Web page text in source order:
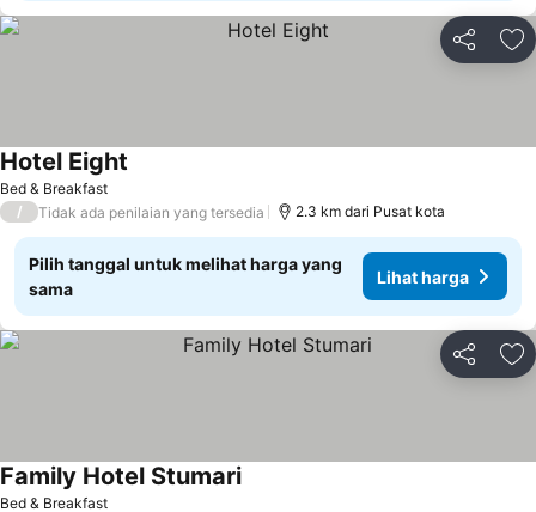
Bagikan
Bed & Breakfast
Hotel Eight
/ Tidak ada penilaian yang tersedia 2.3 km dari Pusat kota
Pilih tanggal untuk melihat harga yang
sama
Lihat harga
Bagikan
Bed & Breakfast
Family Hotel Stumari